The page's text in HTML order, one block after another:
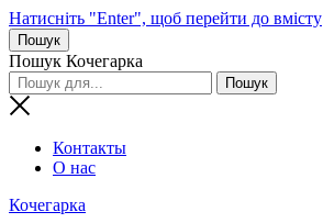
Натисніть "Enter", щоб перейти до вмісту
Пошук
Пошук Кочегарка
Контакты
О нас
Кочегарка